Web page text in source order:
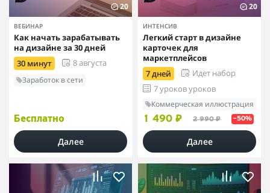
20
ВЕБИНАР
Как начать зарабатывать
на дизайне за 30 дней
30 минут
8 августа
Заработок в сети
Бесплатно
Далее
20
ИНТЕНСИВ
Легкий старт в дизайне
карточек для
маркетплейсов
7 дней
Идет набор
7 уроков уроков
Коммерческая иллюстрация
1 490 ₽ 2 990 ₽ –50%
Далее